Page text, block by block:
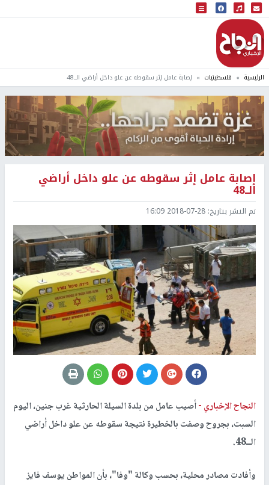
البث المباشر
إذاعة النجاح
الرئيسية فلسطينيات إصابة عامل إثر سقوطه عن علو داخل أراضي الــ48
إصابة عامل إثر سقوطه عن علو داخل أراضي
الــ48
تم النشر بتاريخ: 2018-07-28 16:09
النجاح الإخباري -أصيب عامل من بلدة السيلة الحارثية غرب جنين، اليوم
السبت، بجروح وصفت بالخطيرة نتيجة سقوطه عن علو داخل أراضي
الــ48.
وأفادت مصادر محلية، بحسب وكالة "وفا"، بأن المواطن يوسف فايز